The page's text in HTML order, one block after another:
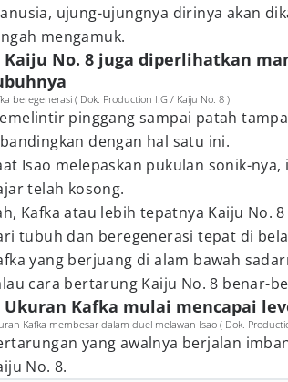
ujung-ujungnya dirinya akan
mengamuk.
Kaiju No. 8 juga diperlihatkan
beregenerasi ( Dok. Production I.G / Kaiju No. 8 )
pinggang sampai patah
dengan hal satu ini.
Isao melepaskan pukulan sonik-
telah kosong.
Kafka atau lebih tepatnya Kaiju No.
tubuh dan beregenerasi tepat di
yang berjuang di alam bawah
cara bertarung Kaiju No. 8 benar-
Ukuran Kafka mulai mencapai
Kafka membesar dalam duel melawan Isao ( Dok.
yang awalnya berjalan
No. 8.